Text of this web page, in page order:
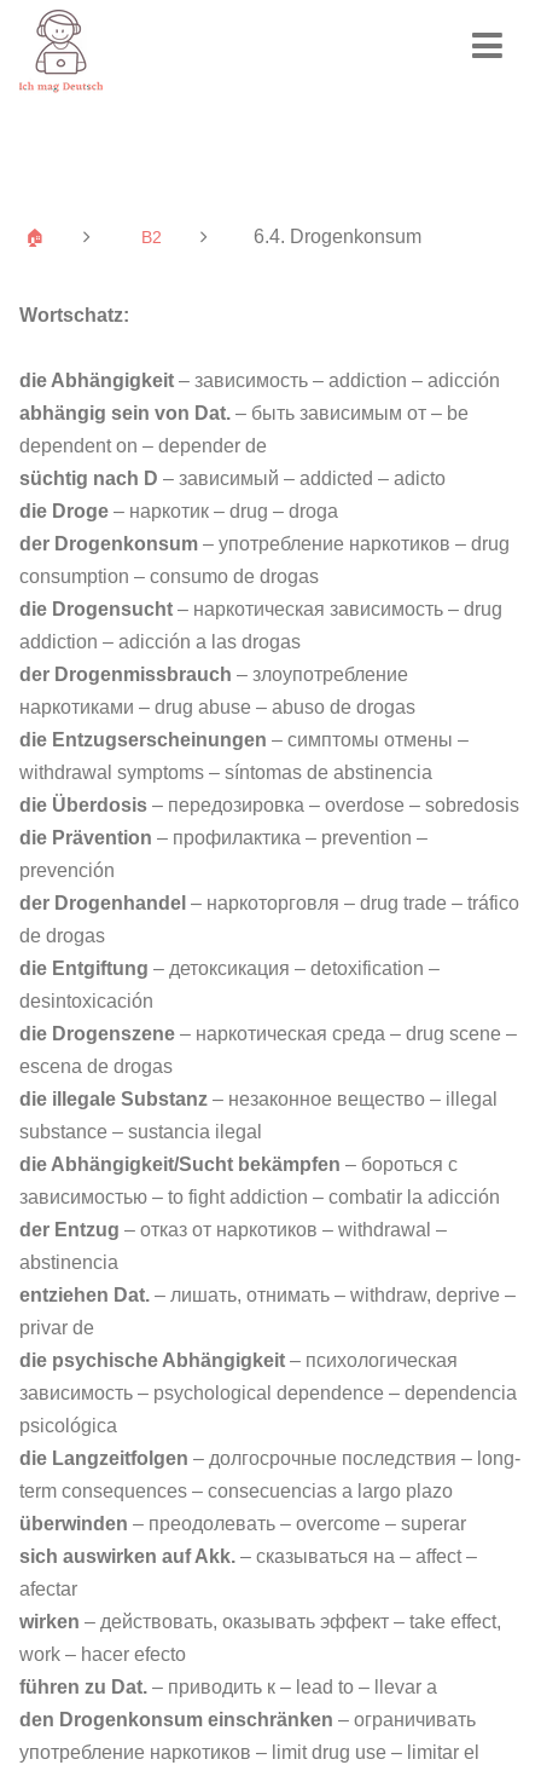
🏠 B2 6.4. Drogenkonsum
Wortschatz:
die Abhängigkeit – зависимость – addiction – adicción
abhängig sein von Dat. – быть зависимым от – be
dependent on – depender de
süchtig nach D – зависимый – addicted – adicto
die Droge – наркотик – drug – droga
der Drogenkonsum – употребление наркотиков – drug
consumption – consumo de drogas
die Drogensucht – наркотическая зависимость – drug
addiction – adicción a las drogas
der Drogenmissbrauch – злоупотребление
наркотиками – drug abuse – abuso de drogas
die Entzugserscheinungen – симптомы отмены –
withdrawal symptoms – síntomas de abstinencia
die Überdosis – передозировка – overdose – sobredosis
die Prävention – профилактика – prevention –
prevención
der Drogenhandel – наркоторговля – drug trade – tráfico
de drogas
die Entgiftung – детоксикация – detoxification –
desintoxicación
die Drogenszene – наркотическая среда – drug scene –
escena de drogas
die illegale Substanz – незаконное вещество – illegal
substance – sustancia ilegal
die Abhängigkeit/Sucht bekämpfen – бороться с
зависимостью – to fight addiction – combatir la adicción
der Entzug – отказ от наркотиков – withdrawal –
abstinencia
entziehen Dat. – лишать, отнимать – withdraw, deprive –
privar de
die psychische Abhängigkeit – психологическая
зависимость – psychological dependence – dependencia
psicológica
die Langzeitfolgen – долгосрочные последствия – long-
term consequences – consecuencias a largo plazo
überwinden – преодолевать – overcome – superar
sich auswirken auf Akk. – сказываться на – affect –
afectar
wirken – действовать, оказывать эффект – take effect,
work – hacer efecto
führen zu Dat. – приводить к – lead to – llevar a
den Drogenkonsum einschränken – ограничивать
употребление наркотиков – limit drug use – limitar el